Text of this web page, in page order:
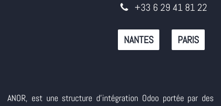
+33 6 29 41 81 22
NANTES PARIS
ANOR, est une structure d'intégration Odoo portée par des